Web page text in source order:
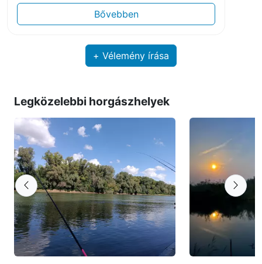
Bővebben
+ Vélemény írása
Legközelebbi horgászhelyek